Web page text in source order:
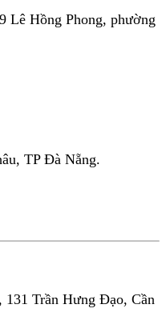
Lê Hồng Phong, phường
TP Đà Nẵng.
131 Trần Hưng Đạo, Cần